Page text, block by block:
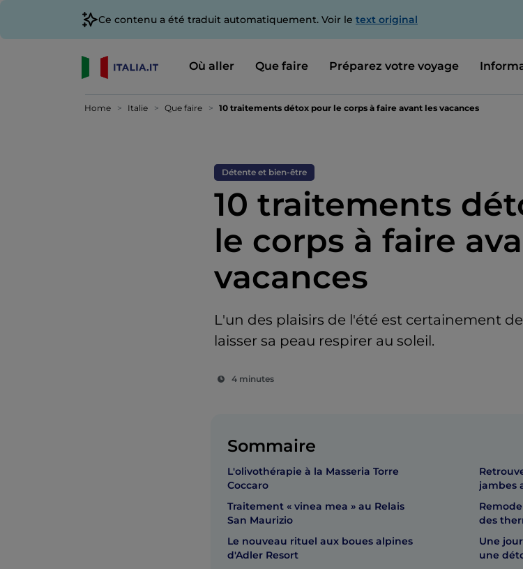
Ce contenu a été traduit automatiquement. Voir le text original
Où aller Que faire Préparez votre voyage
Home Italie Que faire 10 traitements détox pour le corps à faire avant les vacances
Détente et bien-être
10 traitements
le corps à faire
vacances
L'un des plaisirs de l'été est certainement
laisser sa peau respirer au soleil.
4 minutes
Sommaire
L'olivothérapie à la Masseria Torre
Coccaro
Traitement « vinea mea » au Relais
San Maurizio
Le nouveau rituel aux boues alpines
d'Adler Resort
jambes
des
Une
une